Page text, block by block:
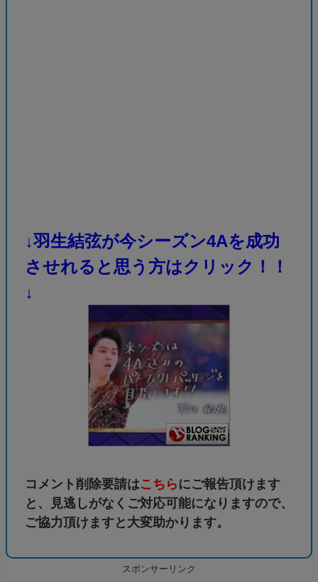
↓羽生結弦が今シーズン4Aを成功
させれると思う方はクリック！！
↓
コメント削除要請はこちら にご報告頂けます
と、見逃しがなくご対応可能になりますので、
ご協力頂けますと大変助かります。
スポンサーリンク